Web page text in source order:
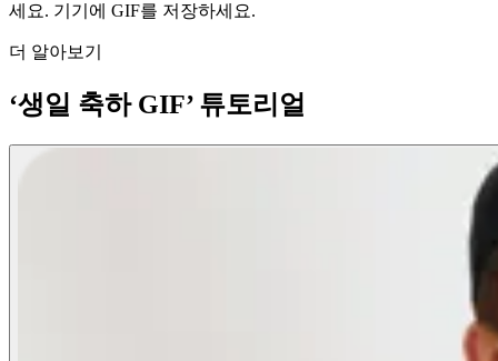
세요. 기기에 GIF를 저장하세요.
더 알아보기
‘생일 축하 GIF’ 튜토리얼